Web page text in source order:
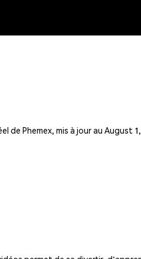
Phemex, mis à jour au August 1,